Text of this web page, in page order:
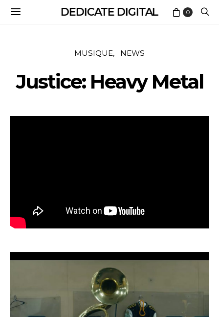
DEDICATE DIGITAL 0
MUSIQUE NEWS
Justice: Heavy Metal